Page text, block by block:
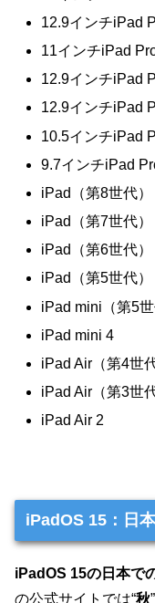
12.9インチiPad
11インチiPad
12.9インチiPad
12.9インチiPad
10.5インチiPad
9.7インチiPad
iPad（第8世代）
iPad（第7世代）
iPad（第6世代）
iPad（第5世代）
iPad mini（第5世
iPad mini 4
iPad Air（第4世代
iPad Air（第3世代
iPad Air 2
iPadOS 15：日
iPadOS 15の日本で
の公式サイトでは“秋